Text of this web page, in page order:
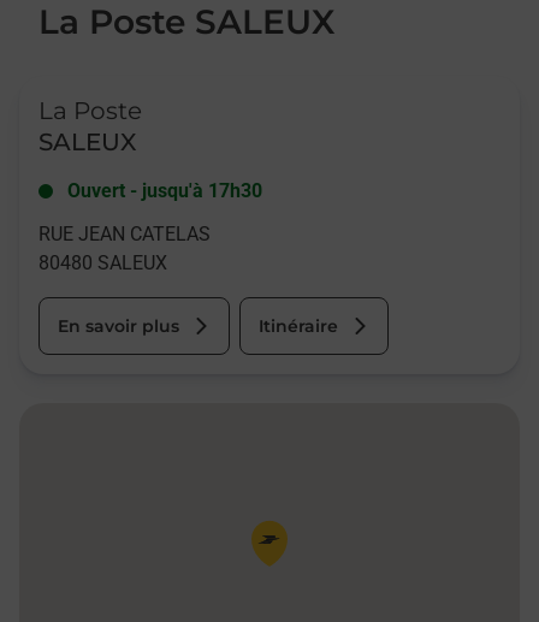
La Poste SALEUX
La Poste
SALEUX
Ouvert - jusqu'à 17h30
RUE JEAN CATELAS
80480 SALEUX
En savoir plus Itinéraire
Pin de la carte